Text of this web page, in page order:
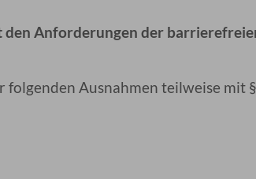
den Anforderungen der
folgenden Ausnahmen teilweise mit